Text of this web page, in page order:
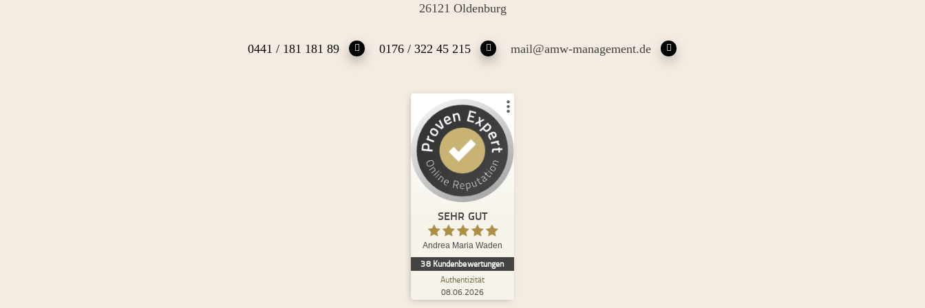
26121 Oldenburg
0441 / 181 181 89 0176 / 322 45 215 mail@amw-management.de
SEHR GUT
Andrea Maria Waden
38 Kundenbewertungen
Authentizität
08.06.2026
Kundenbewertungen und Erfahrungen zu
Andrea Maria Waden
100
%
Empfehlungen auf
SEHR GUT
Bewertungen auf
ProvenExpert.com
Bewertungen von
anderen Quellen
Blick aufs ProvenExpert-Profil werfen